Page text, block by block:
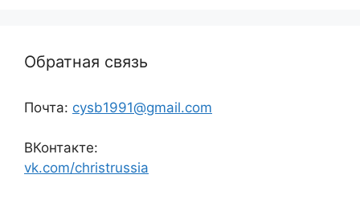
Обратная связь
Почта: cysb1991@gmail.com
ВКонтакте:
vk.com/christrussia